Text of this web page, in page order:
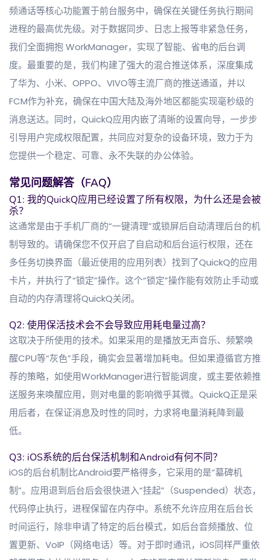
频通话等核心功能置于前台服务中，确保在关键任务执行期间
进程的最高优先级。对于数据同步、日志上报等非紧急任务，
我们全面拥抱 WorkManager，实现了智能、省电的后台调
度。最重要的是，我们构建了强大的混合推送体系，深度集成
了华为、小米、OPPO、VIVO等主流厂商的推送通道，并以
FCM作为补充，确保在中国大陆及海外地区都能实现毫秒级的
消息送达。同时，QuickQ应用内嵌了清晰的设置向导，一步步
引导用户完成权限配置，共同应对复杂的设备环境，致力于为
您提供一个稳定、可靠、永不失联的办公体验。
常见问题解答（FAQ）
Q1: 我的QuickQ应用已经设置了所有权限，为什么还是会被
杀？
这通常是由于手机厂商的“一键清理”或锁屏后自动清理后台的机
制导致的。请确保您不仅开启了自启动和后台运行权限，还在
多任务切换界面（最近使用的应用列表）找到了QuickQ的应用
卡片，并执行了“锁定”操作。这个“锁定”操作能有效防止手动或
自动的内存清理将QuickQ关闭。
Q2: 使用保活技术会不会导致应用耗电量过高？
这取决于所使用的技术。如果采用的是播放无声音乐、频繁唤
醒CPU等“灰色”手段，确实会显著增加耗电。但如果遵循官方推
荐的策略，如使用WorkManager进行智能调度，或主要依赖推
送服务来唤醒应用，则对电量的影响微乎其微。QuickQ正是采
用后者，在保证消息及时性的同时，力求将电量消耗降到最
低。
Q3: iOS系统的后台保活机制和Android有何不同？
iOS的后台机制比Android要严格得多，它采用的是“墓碑机
制”。应用退到后台后会很快进入“挂起”（Suspended）状态，
代码停止执行，进程保留在内存中。系统不允许应用在后台长
时间运行，除非申请了特定的后台模式，如后台音频播放、位
置更新、VoIP（网络电话）等。对于即时通讯，iOS同样严重依